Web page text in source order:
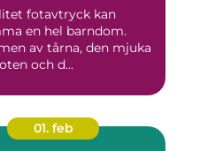
fotavtryck kan
en hel barndom.
av tårna, den mjuka
och d...
01. feb